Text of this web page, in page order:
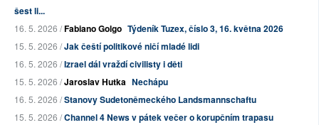
šest li...
16. 5. 2026 /Fabiano Golgo Týdeník Tuzex, číslo 3, 16. května 2026
15. 5. 2026 /Jak čeští politikové ničí mladé lidi
16. 5. 2026 /Izrael dál vraždí civilisty i děti
15. 5. 2026 /Jaroslav Hutka Nechápu
16. 5. 2026 /Stanovy Sudetoněmeckého Landsmannschaftu
15. 5. 2026 /Channel 4 News v pátek večer o korupčním trapasu